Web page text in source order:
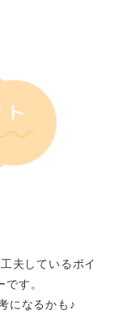
夫しているポイ
す。
になるかも♪